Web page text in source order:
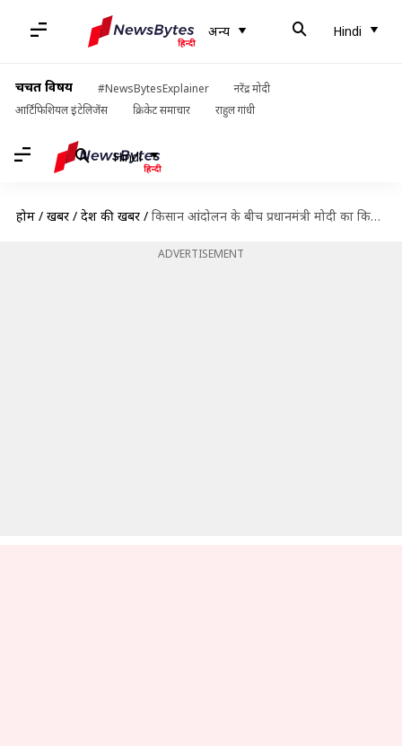
अन्य Hindi
चर्चित विषय #NewsBytesExplainer
नरेंद्र मोदी
आर्टिफिशियल इंटेलिजेंस
क्रिकेट समाचार राहुल गांधी
Hindi
होम / खबरें / देश की खबरें / किसान आंदोलन के बीच प्रधानमंत्री मोदी का किसानों से संवाद, विपक्ष पर जमकर साधा निशाना
ADVERTISEMENT